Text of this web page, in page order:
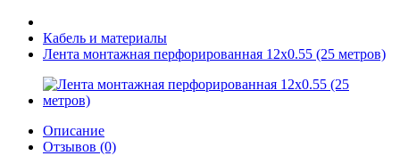
Кабель и материалы
Лента монтажная перфорированная 12х0.55 (25 метров)
Описание
Отзывов (0)